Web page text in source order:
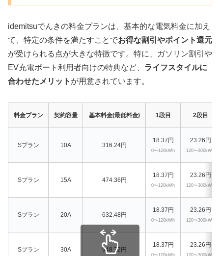
idemitsuでんきの料金プランは、基本的な電気料金に加え
て、特定の条件を満たすことでお得な割引やポイント還元
が受けられる点が大きな特徴です。特に、ガソリン割引や
EV充電ポート利用者向けの特典など、 ライフスタイルに
合わせたメリット が用意されています。
料金プラン 契約容量 基本料金(最低料金) 1段目 2段目
Sプラン 10A 316.24円
18.37円
0〜120kWh
23.26円
120〜300kWh
Sプラン 15A 474.36円
18.37円
0〜120kWh
23.26円
120〜300kWh
Sプラン 20A 632.48円
18.37円
0〜120kWh
23.26円
120〜300kWh
Sプラン 30A 948.72円
18.37円
0〜120kWh
23.26円
120〜300kWh